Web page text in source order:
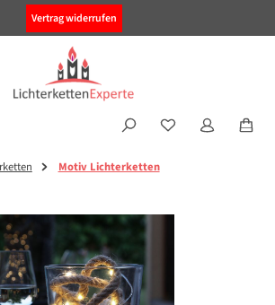
Vertrag widerrufen
Motiv Lichterketten